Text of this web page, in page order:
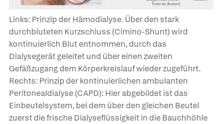
Links: Prinzip der Hämodialyse. Über den stark
durchbluteten Kurzschluss (Cimino-Shunt) wird
kontinuierlich Blut entnommen, durch das
Dialysegerät geleitet und über einen zweiten
Gefäßzugang dem Körperkreislauf wieder zugeführt.
Rechts: Prinzip der kontinuierlichen ambulanten
Peritonealdialyse (CAPD): Hier abgebildet ist das
Einbeutelsystem, bei dem über den gleichen Beutel
zuerst die frische Dialyseflüssigkeit in die Bauchhöhle